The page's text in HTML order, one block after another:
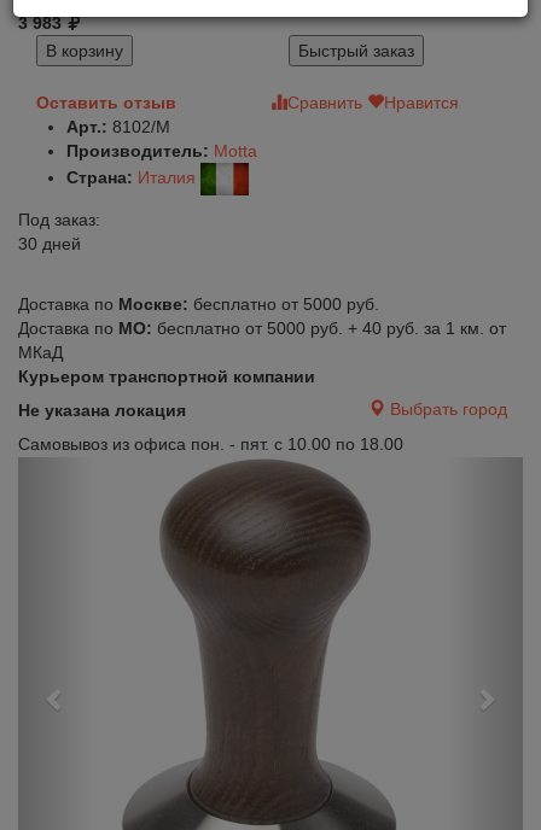
3 983
В корзину
Быстрый заказ
Оставить отзыв Сравнить
Нравится
Арт.: 8102/M
Производитель: Motta
Страна: Италия
Под заказ:
30 дней
Доставка по Москве: бесплатно от 5000 руб.
Доставка по МО: бесплатно от 5000 руб. + 40 руб. за 1 км. от
МКаД
Курьером транспортной компании
Не указана локация
Выбрать город
Самовывоз из офиса пон. - пят. с 10.00 по 18.00